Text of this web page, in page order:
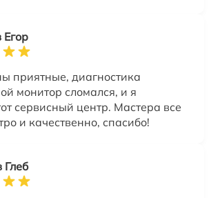
Егор
приятные, диагностика
монитор сломался, и я
сервисный центр. Мастера все
и качественно, спасибо!
Глеб